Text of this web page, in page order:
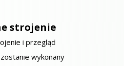
strojenie
i przegląd
wykonany